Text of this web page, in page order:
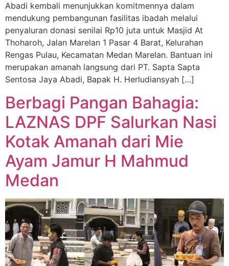
Abadi kembali menunjukkan komitmennya dalam
mendukung pembangunan fasilitas ibadah melalui
penyaluran donasi senilai Rp10 juta untuk Masjid At
Thoharoh, Jalan Marelan 1 Pasar 4 Barat, Kelurahan
Rengas Pulau, Kecamatan Medan Marelan. Bantuan ini
merupakan amanah langsung dari PT. Sapta Sapta
Sentosa Jaya Abadi, Bapak H. Herludiansyah […]
Berbagi Pangan Bahagia:
LAZNAS DPF Salurkan Nasi
Kotak Amanah dari Mie
Ayam Jamur H Mahmud
Medan